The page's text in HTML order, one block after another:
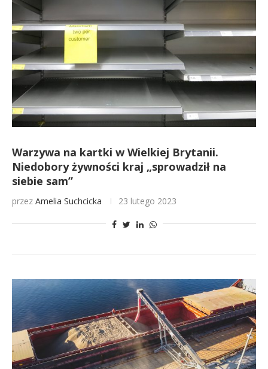
Warzywa na kartki w Wielkiej Brytanii.
Niedobory żywności kraj „sprowadził na
siebie sam”
przez Amelia Suchcicka 23 lutego 2023